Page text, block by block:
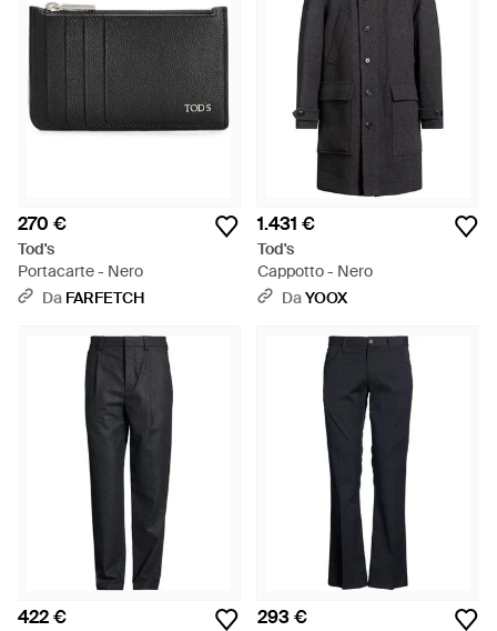
270 €
Tod's
Portacarte - Nero
Da FARFETCH
1.431 €
Tod's
Cappotto - Nero
DaYOOX
422 € 293 €